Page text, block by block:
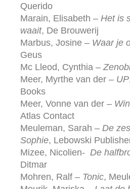
Querido
Marain, Elisabeth – Het is
waait, De Brouwerij
Marbus, Josine – Waar je
Geus
Mc Lleod, Cynthia –
Meer, Myrthe van der – UP
Books
Meer, Vonne van der –
Atlas Contact
Meuleman, Sarah – De
Sophie, Lebowski
Mizee, Nicolien- De
Ditmar
Mohren, Ralf – Tonic,